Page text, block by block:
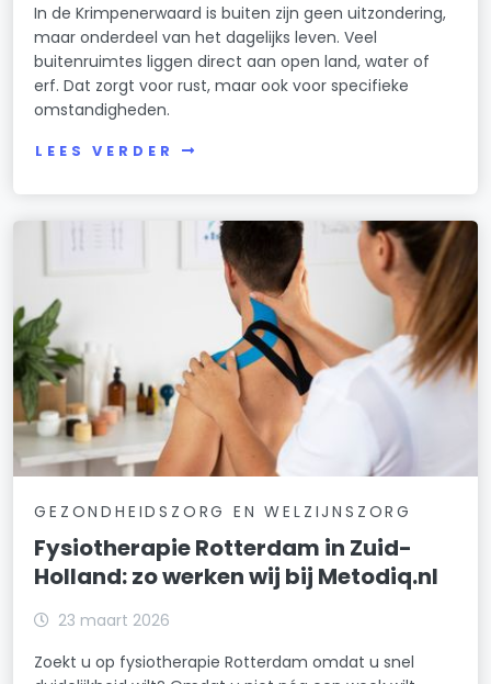
In de Krimpenerwaard is buiten zijn geen uitzondering,
maar onderdeel van het dagelijks leven. Veel
buitenruimtes liggen direct aan open land, water of
erf. Dat zorgt voor rust, maar ook voor specifieke
omstandigheden.
LEES VERDER
GEZONDHEIDSZORG EN WELZIJNSZORG
Fysiotherapie Rotterdam in Zuid-
Holland: zo werken wij bij Metodiq.nl
23 maart 2026
Zoekt u op fysiotherapie Rotterdam omdat u snel